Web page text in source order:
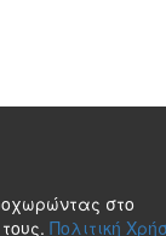
στο
Πολιτική